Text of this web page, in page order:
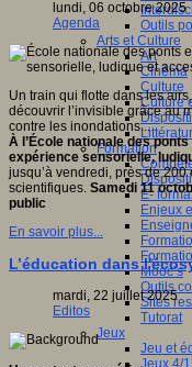
Outils
Arts et Culture
Art
Cinéma
Culture
Culture
Formation
E-
Enjeux
Mooc’s
Outils
Sites
Tutorat
Jeux
Jeu et
Jeux 4/
lundi, 06 octobre 2025
Agenda
Un train qui flotte dans les
découvrir l’invisible grâce au
contre les inondations...
À l’École nationale des
expérience sensorielle,
jusqu’à vendredi, près de
scientifiques. Samedi 11
public
En savoir plus...
L’éducation dans
mardi, 22 juillet 2025
Editos